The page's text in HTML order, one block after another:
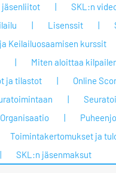
jäsenliitot SKL:n
Lisenssit
Keilailuosaamisen kurssit
Miten aloittaa
ja tilastot Online
Organisaatio
Toimintakertomukset ja
SKL:n jäsenmaksut